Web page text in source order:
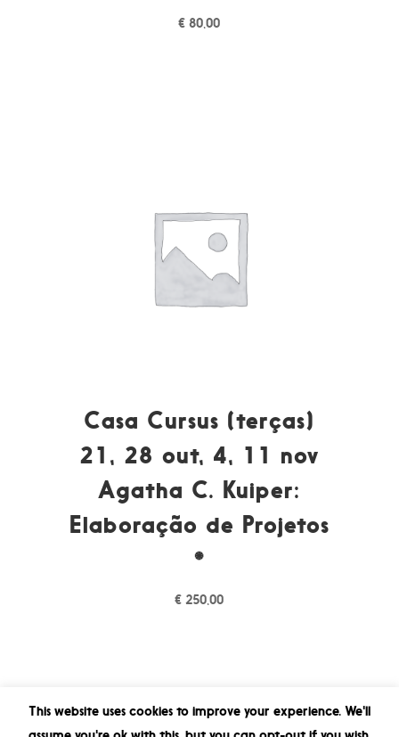
€ 80,00
Casa Cursus (terças)
21, 28 out, 4, 11 nov
Agatha C. Kuiper:
Elaboração de Projetos
*
€ 250,00
This website uses cookies to improve your experience. We'll